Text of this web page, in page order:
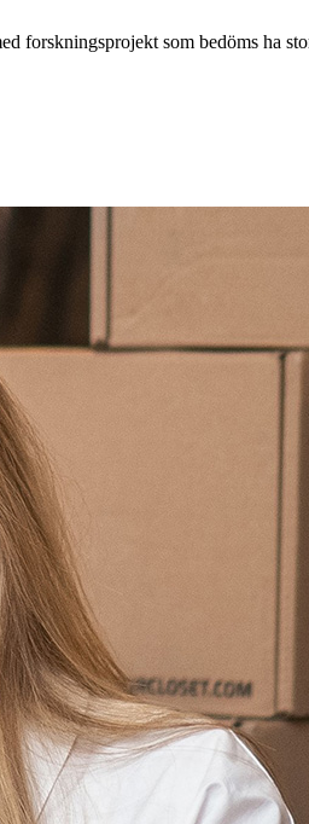
forskningsprojekt som bedöms ha